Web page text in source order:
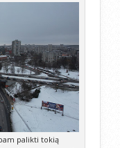
palikti tokią